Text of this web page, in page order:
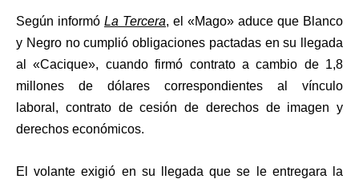
Según informó La Tercera, el «Mago» aduce que Blanco
y Negro no cumplió obligaciones pactadas en su llegada
al «Cacique», cuando firmó contrato a cambio de 1,8
millones de dólares correspondientes al vínculo
laboral, contrato de cesión de derechos de imagen y
derechos económicos.
El volante exigió en su llegada que se le entregara la